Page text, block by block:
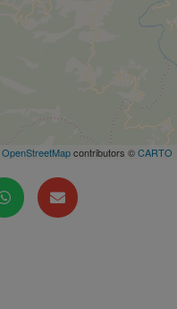
OpenStreetMapcontributors ©CARTO